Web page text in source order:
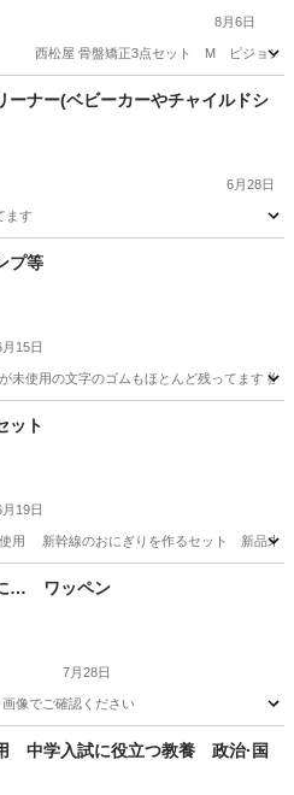
8月6日
盤矯正3点セット M ピジョン デニム、
タニティ用品 骨盤矯正
ーナー(ベビーカーやチャイルドシ
6月28日
ます
ビー用品
プ等
月15日
未使用の文字のゴムもほとんど残ってます
用品
ット
月19日
用 新幹線のおにぎりを作るセット 新品未
用品… ワッペン
7月28日
像でご確認ください
の他 ワッペン
中学入試に役立つ教養 政治·国